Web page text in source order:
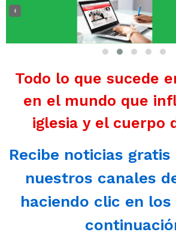
‹
Todo lo que sucede
en el mundo que
iglesia y el cuerpo
Recibe noticias
nuestros canales
haciendo clic en los